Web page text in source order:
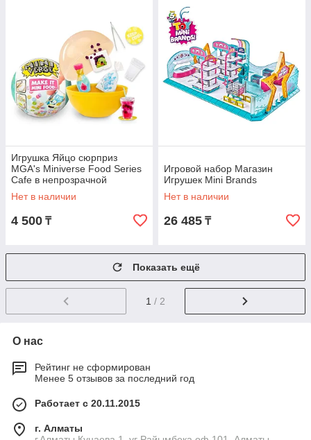
Игрушка Яйцо сюрприз
MGA's Miniverse Food Series
Cafe в непрозрачной
упаковке
Нет в наличии
4 500 ₸
Игровой набор Магазин
Игрушек Mini Brands
Нет в наличии
26 485 ₸
Показать ещё
1 / 2
О нас
Рейтинг не сформирован
Менее 5 отзывов за последний год
Работает с 20.11.2015
г. Алматы